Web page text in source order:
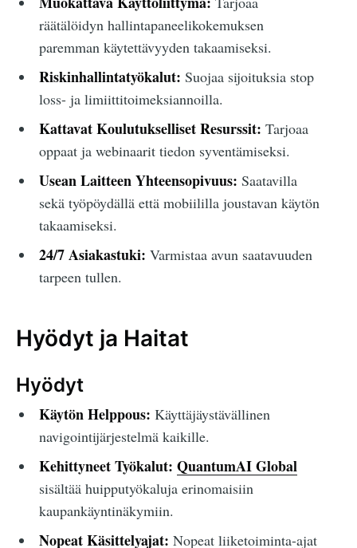
räätälöidyn hallintapaneelikokemuksen
paremman käytettävyyden takaamiseksi.
Riskinhallintatyökalut: Suojaa sijoituksia stop
loss- ja limiittitoimeksiannoilla.
Kattavat Koulutukselliset Resurssit: Tarjoaa
oppaat ja webinaarit tiedon syventämiseksi.
Usean Laitteen Yhteensopivuus: Saatavilla
sekä työpöydällä että mobiililla joustavan käytön
takaamiseksi.
24/7 Asiakastuki: Varmistaa avun saatavuuden
tarpeen tullen.
Hyödyt ja Haitat
Hyödyt
Käytön Helppous: Käyttäjäystävällinen
navigointijärjestelmä kaikille.
Kehittyneet Työkalut: QuantumAI Global
sisältää huipputyökaluja erinomaisiin
kaupankäyntinäkymiin.
Nopeat Käsittelyajat: Nopeat liiketoiminta-ajat